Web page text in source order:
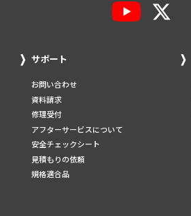
サポート
お問い合わせ
資料請求
修理受付
アフターサービスについて
安全チェックシート
見積もりの依頼
規格適合品